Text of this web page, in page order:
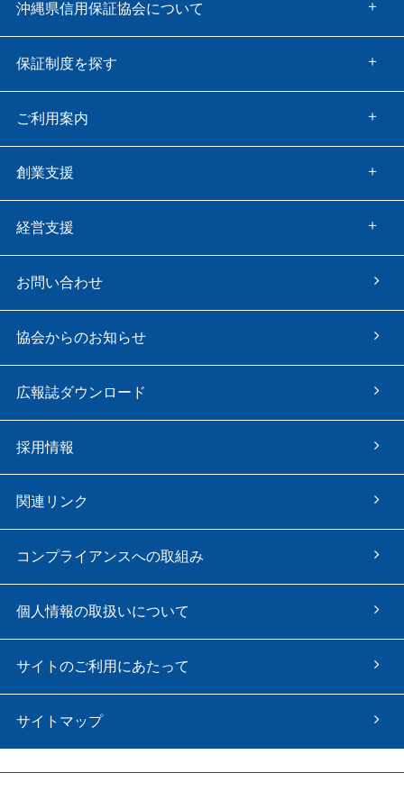
沖縄県信用保証協会について
保証制度を探す
ご利用案内
創業支援
経営支援
お問い合わせ
協会からのお知らせ
広報誌ダウンロード
採用情報
関連リンク
コンプライアンスへの取組み
個人情報の取扱いについて
サイトのご利用にあたって
サイトマップ